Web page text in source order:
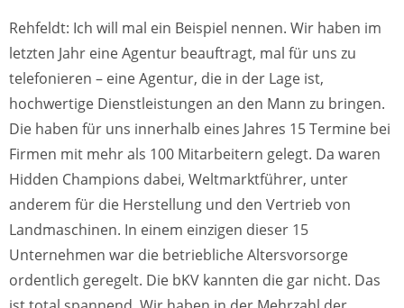
Rehfeldt: Ich will mal ein Beispiel nennen. Wir haben im
letzten Jahr eine Agentur beauftragt, mal für uns zu
telefonieren – eine Agentur, die in der Lage ist,
hochwertige Dienstleistungen an den Mann zu bringen.
Die haben für uns innerhalb eines Jahres 15 Termine bei
Firmen mit mehr als 100 Mitarbeitern gelegt. Da waren
Hidden Champions dabei, Weltmarktführer, unter
anderem für die Herstellung und den Vertrieb von
Landmaschinen. In einem einzigen dieser 15
Unternehmen war die betriebliche Altersvorsorge
ordentlich geregelt. Die bKV kannten die gar nicht. Das